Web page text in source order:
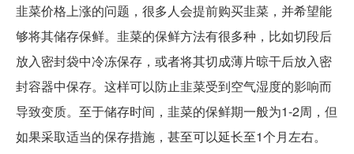
韭菜价格上涨的问题，很多人会提前购买韭菜，并希望能
够将其储存保鲜。韭菜的保鲜方法有很多种，比如切段后
放入密封袋中冷冻保存，或者将其切成薄片晾干后放入密
封容器中保存。这样可以防止韭菜受到空气湿度的影响而
导致变质。至于储存时间，韭菜的保鲜期一般为1-2周，但
如果采取适当的保存措施，甚至可以延长至1个月左右。